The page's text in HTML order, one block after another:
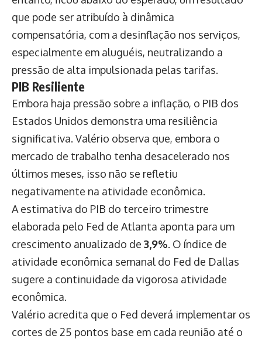
que pode ser atribuído à dinâmica
compensatória, com a desinflação nos serviços,
especialmente em aluguéis, neutralizando a
pressão de alta impulsionada pelas tarifas.
PIB Resiliente
Embora haja pressão sobre a inflação, o PIB dos
Estados Unidos demonstra uma resiliência
significativa. Valério observa que, embora o
mercado de trabalho tenha desacelerado nos
últimos meses, isso não se refletiu
negativamente na atividade econômica.
A estimativa do PIB do terceiro trimestre
elaborada pelo Fed de Atlanta aponta para um
crescimento anualizado de 3,9%. O índice de
atividade econômica semanal do Fed de Dallas
sugere a continuidade da vigorosa atividade
econômica.
Valério acredita que o Fed deverá implementar os
cortes de 25 pontos base em cada reunião até o